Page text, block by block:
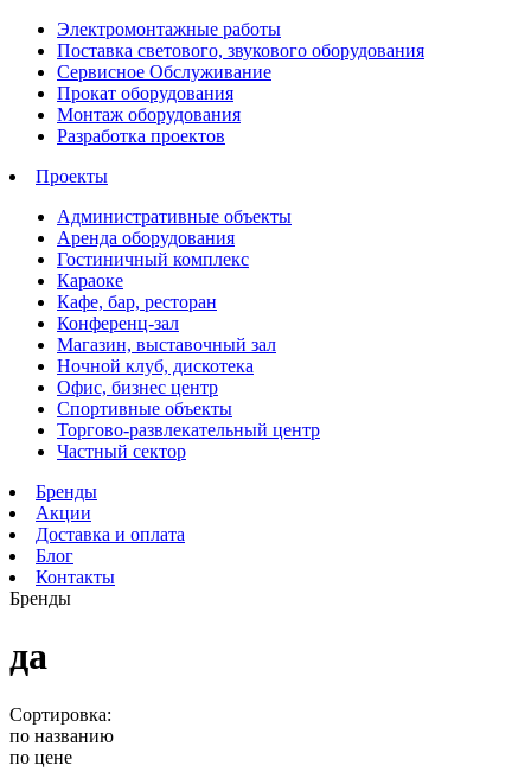
Электромонтажные работы
Поставка светового, звукового оборудования
Сервисное Обслуживание
Прокат оборудования
Монтаж оборудования
Разработка проектов
Проекты
Административные объекты
Аренда оборудования
Гостиничный комплекс
Караоке
Кафе, бар, ресторан
Конференц-зал
Магазин, выставочный зал
Ночной клуб, дискотека
Офис, бизнес центр
Спортивные объекты
Торгово-развлекательный центр
Частный сектор
Бренды
Акции
Доставка и оплата
Блог
Контакты
Бренды
да
Сортировка:
по названию
по цене